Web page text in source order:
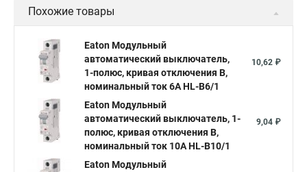
Похожие товары
Eaton Модульный
автоматический выключатель,
1-полюс, кривая отключения B,
номинальный ток 6А HL-B6/1
10,62 ₽
Eaton Модульный
автоматический выключатель, 1-
полюс, кривая отключения B,
номинальный ток 10А HL-B10/1
9,04 ₽
Eaton Модульный